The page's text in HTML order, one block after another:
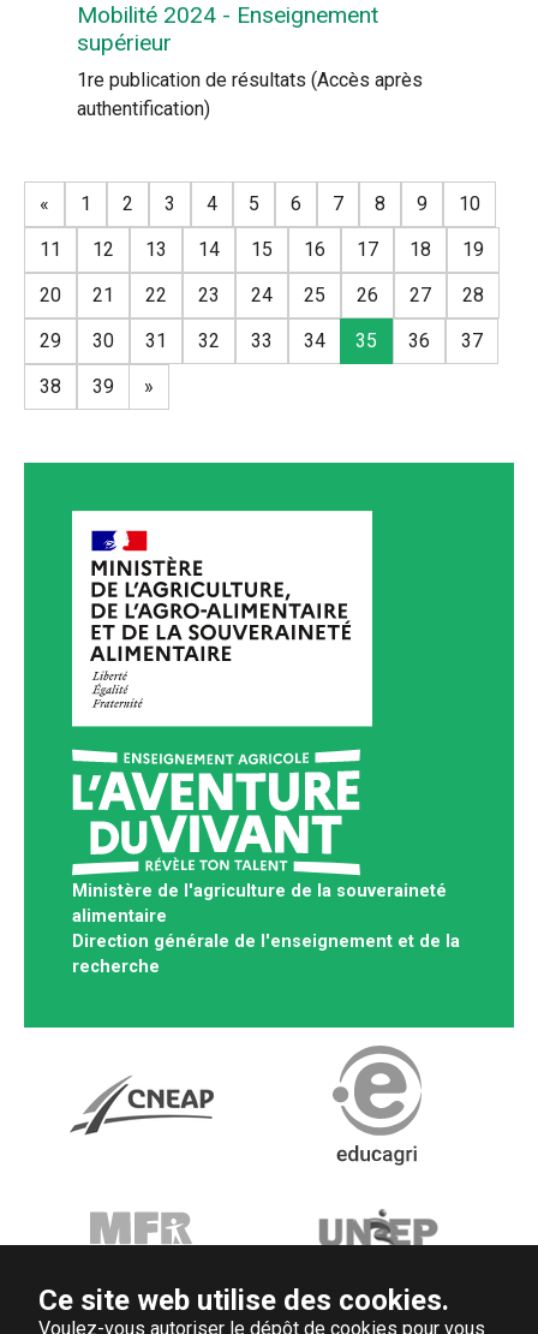
Mobilité 2024 - Enseignement
supérieur
1re publication de résultats (Accès après
authentification)
« 1 2 3 4 5 6 7 8 9
10
11
12 13 14 15 16 17 18
19
20
21 22 23 24 25 26 27
28
29
30 31 32 33 34 35 36
37
38
39 »
Ministère de l'agriculture de la souveraineté
alimentaire
Direction générale de l'enseignement et de la
recherche
Ce site web utilise des cookies.
Voulez-vous autoriser le dépôt de cookies pour vous